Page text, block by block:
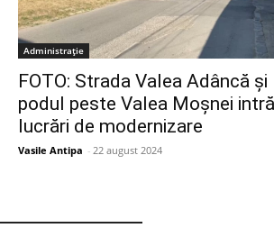
Administrație
FOTO: Strada Valea Adâncă și
podul peste Valea Moșnei
lucrări de modernizare
Vasile Antipa - 22 august 2024